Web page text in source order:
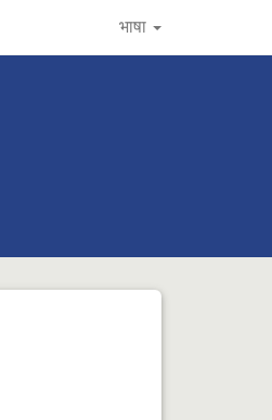
भाषा